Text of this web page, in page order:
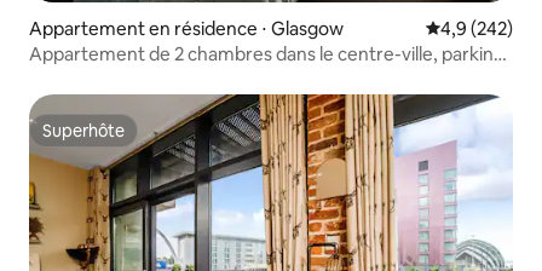
Appartement en résidence ⋅ Glasgow Évaluation
4,9 (242)
Appartement de 2 chambres dans le centre-ville, parking
Superhôte
Superhôte